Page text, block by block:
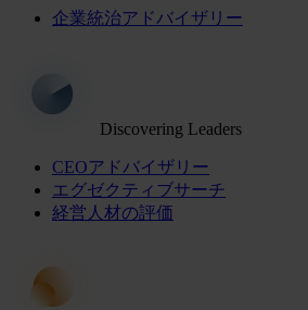
企業統治アドバイザリー
Discovering Leaders
CEOアドバイザリー
エグゼクティブサーチ
経営人材の評価